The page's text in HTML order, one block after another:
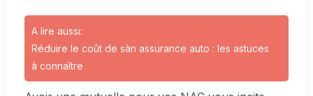
A lire aussi:
Réduire le coût de sàn assurance auto : les astuces
à connaître